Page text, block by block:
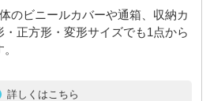
のビニールカバーや通箱、収納カ
正方形・変形サイズでも1点から
詳しくはこちら